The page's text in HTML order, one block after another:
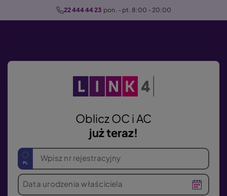
r
22 444 44 23 pon. - pt. 8:00 - 20:00
Oblicz OC i AC
już teraz!
Wpisz nr rejestracyjny
Data urodzenia właściciela